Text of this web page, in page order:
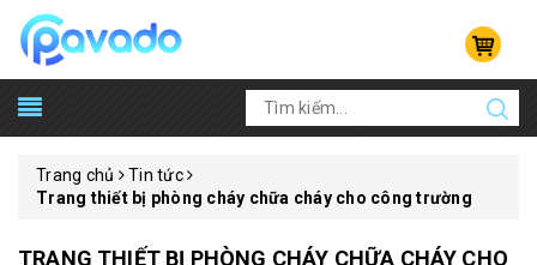
Trang chủ
Tin tức
Trang thiết bị phòng cháy chữa cháy cho công trường
TRANG THIẾT BỊ PHÒNG CHÁY CHỮA CHÁY CHO